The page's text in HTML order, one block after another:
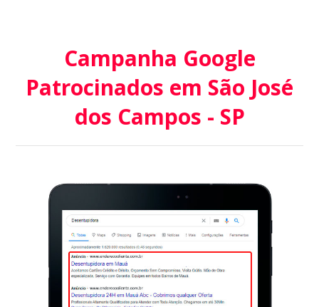
Campanha Google
Patrocinados em São José
dos Campos - SP